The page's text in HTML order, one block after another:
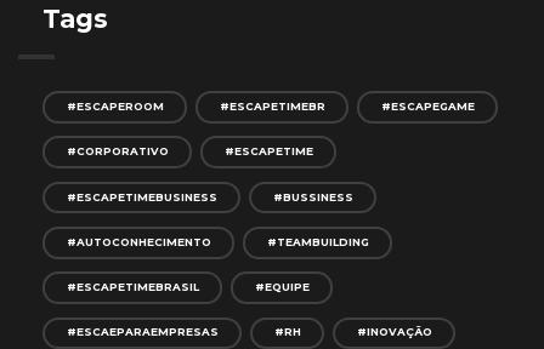
Tags
#ESCAPEROOM #ESCAPETIMEBR #ESCAPEGAME
#CORPORATIVO #ESCAPETIME
#ESCAPETIMEBUSINESS #BUSSINESS
#AUTOCONHECIMENTO #TEAMBUILDING
#ESCAPETIMEBRASIL #EQUIPE
#ESCAEPARAEMPRESAS #RH #INOVAÇÃO